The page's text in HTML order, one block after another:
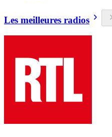
Les meilleures radios